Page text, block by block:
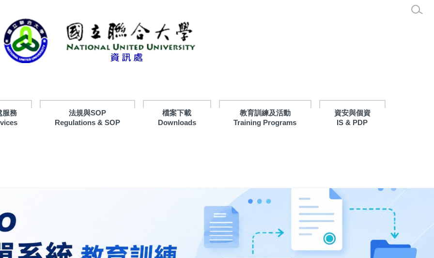
服務
法規與SOP
Regulations & SOP
檔案下載
Downloads
教育訓練及活動
Training Programs
資安與個資
IS & PDP